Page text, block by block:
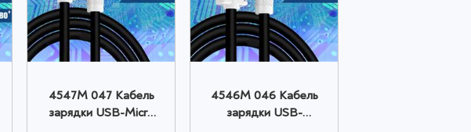
4547M 047 Кабель
зарядки USB-Micro
4546M 046 Кабель
зарядки USB-